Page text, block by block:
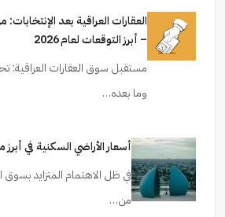
العقارات العراقية بعد الإنتخابات:
– أبرز التوقعات لعام 2026
وما بعده…
أسعار الأراضي السكنية في
في ظل الاهتمام المتزايد بسوق
من…